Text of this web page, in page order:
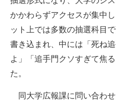
企業ITのトレンドを詳説
経営リーダーのコミュニティ
マーケ×ITの今がよく分かる
かかわらずアクセスが集中
ット上では多数の抽選科目
書き込まれ、中には「死ね
よ」「追手門クソすぎて焦
た。
同大学広報課に問い合わ